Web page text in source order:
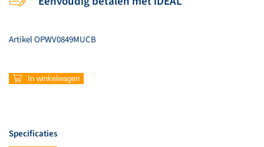
ArtikelOPWV0849MUCB
849
aantal
In winkelwagen
Specificaties